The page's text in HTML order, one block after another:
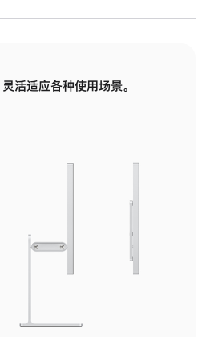
灵活适应各种使用场景。